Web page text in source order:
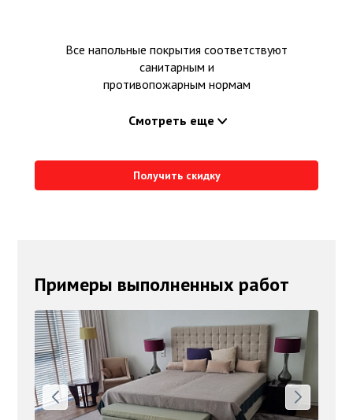
Все напольные покрытия соответствуют
санитарным и
противопожарным нормам
Смотреть еще
Получить скидку
Примеры выполненных работ